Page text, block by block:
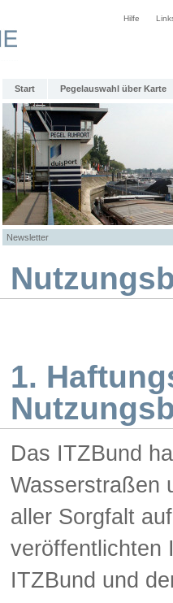
Hilfe
Start Pegelauswahl über Karte
Newsletter
1.
Das ITZBund
Wasserstraßen
aller Sorgfalt
veröffentlichten
ITZBund und